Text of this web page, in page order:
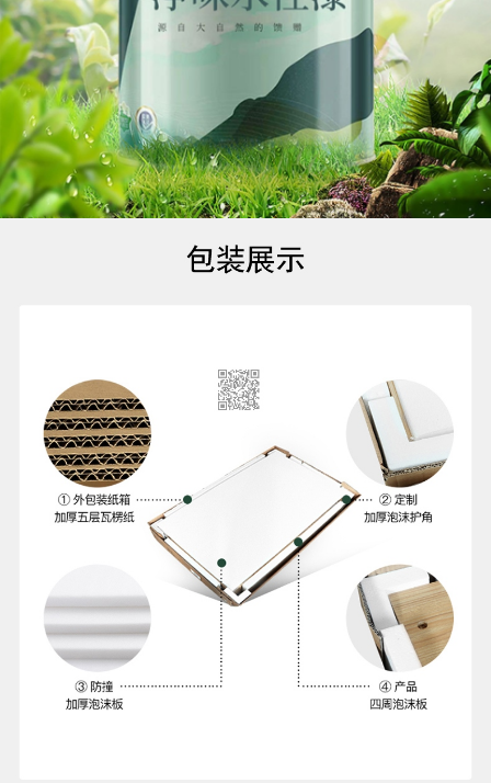
酒店家具 快餐桌椅
全屋定制 其他